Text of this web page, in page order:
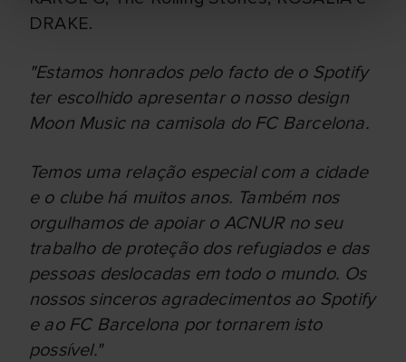
DRAKE.
"Estamos honrados pelo facto de o Spotify
ter escolhido apresentar o nosso design
Moon Music na camisola do FC Barcelona.
Temos uma relação especial com a cidade
e o clube há muitos anos. Também nos
orgulhamos de apoiar o ACNUR no seu
trabalho de proteção dos refugiados e das
pessoas deslocadas em todo o mundo. Os
nossos sinceros agradecimentos ao Spotify
e ao FC Barcelona por tornarem isto
possível."